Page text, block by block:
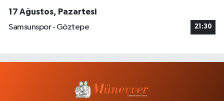
17 Ağustos, Pazartesi
Samsunspor - Göztepe
21:30